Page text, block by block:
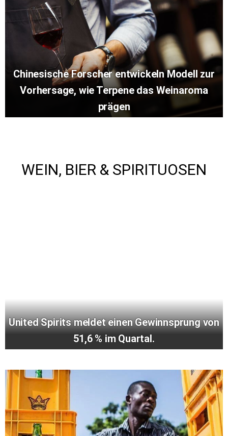
Chinesische Forscher entwickeln Modell zur
Vorhersage, wie Terpene das Weinaroma
prägen
WEIN, BIER & SPIRITUOSEN
United Spirits meldet einen Gewinnsprung von
51,6 % im Quartal.